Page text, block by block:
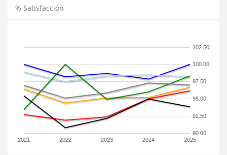
% Satisfacción
2021 2022 2023 2024 2025
90.00
92.50
95.00
97.50
100.00
102.50